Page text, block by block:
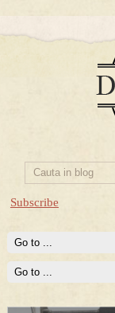
Subscribe